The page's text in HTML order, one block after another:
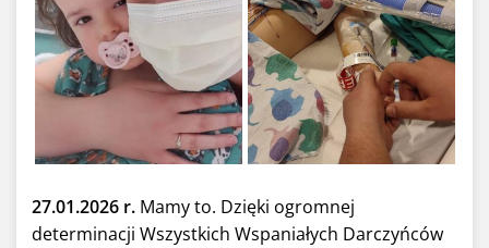
27.01.2026 r. Mamy to. Dzięki ogromnej
determinacji Wszystkich Wspaniałych Darczyńców